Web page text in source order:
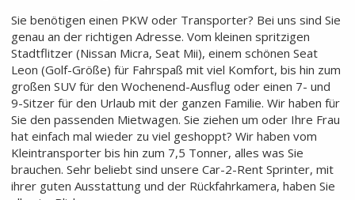
Sie benötigen einen PKW oder Transporter? Bei uns sind Sie
genau an der richtigen Adresse. Vom kleinen spritzigen
Stadtflitzer (Nissan Micra, Seat Mii), einem schönen Seat
Leon (Golf-Größe) für Fahrspaß mit viel Komfort, bis hin zum
großen SUV für den Wochenend-Ausflug oder einen 7- und
9-Sitzer für den Urlaub mit der ganzen Familie. Wir haben für
Sie den passenden Mietwagen. Sie ziehen um oder Ihre Frau
hat einfach mal wieder zu viel geshoppt? Wir haben vom
Kleintransporter bis hin zum 7,5 Tonner, alles was Sie
brauchen. Sehr beliebt sind unsere Car-2-Rent Sprinter, mit
ihrer guten Ausstattung und der Rückfahrkamera, haben Sie